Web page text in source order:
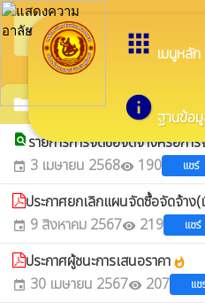
apps เมนูหลัก
info ฐานข้อ
arrow_back_iosกลับเมนูหลัก
folderแผนการจัดซื้อจัดจ้าง
find_in_page รายการการจัดซื้อจัดจ้างหรือก
event 3 เมษายน 2568visibility 190 แชร์
ประกาศยกเลิกแผนจัดซื้อจัดจ้าง
event 9 สิงหาคม 2567visibility 219 แชร์
ประกาศผู้ชนะการเสนอราคา whatshot
event 30 เมษายน 2567visibility 207 แช